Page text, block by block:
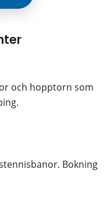
och hopptorn som
Bokning